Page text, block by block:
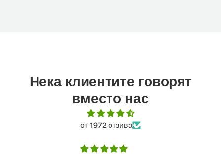
Нека клиентите говорят
вместо нас
от 1972 отзива